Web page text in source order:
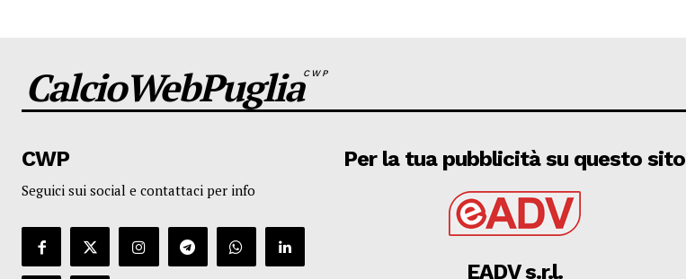
CalcioWebPugliaCWP
CWP
Seguici sui social e contattaci per info
Per la tua pubblicità su questo sito
EADV s.r.l.